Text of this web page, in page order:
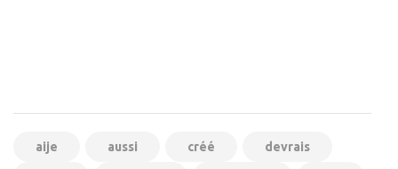
aije aussi créé devrais